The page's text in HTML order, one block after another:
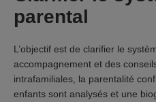
parental
L’objectif est de clarifier le
accompagnement et des
intrafamiliales, la parentalité
enfants sont analysés et une